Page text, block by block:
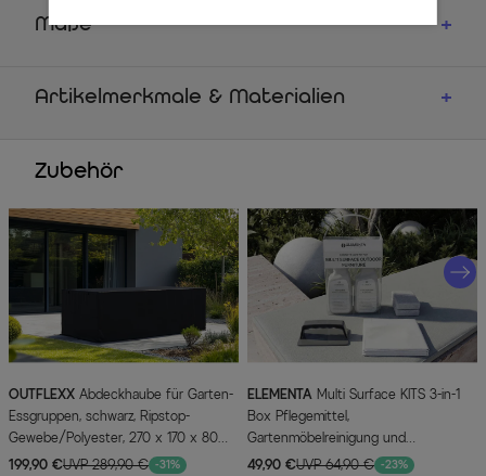
Maße
Artikelmerkmale & Materialien
Zubehör
OUTFLEXX
Essgruppen, schwarz, Ripstop-
Gewebe/Polyester, 270 x 170 x 80
cm, wasserabweisend, UV-Schutz
199,90 €UVP 289,90 € -31%
ELEMENTA
Box Pflegemittel,
Gartenmöbelreinigung und
Oberflächenschutz, 2 x 750 ml
49,90 €UVP 64,90 € -23%